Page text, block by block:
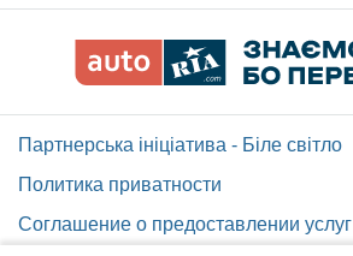
Партнерська ініціатива - Біле світло
Политика приватности
Соглашение о предоставлении услуг